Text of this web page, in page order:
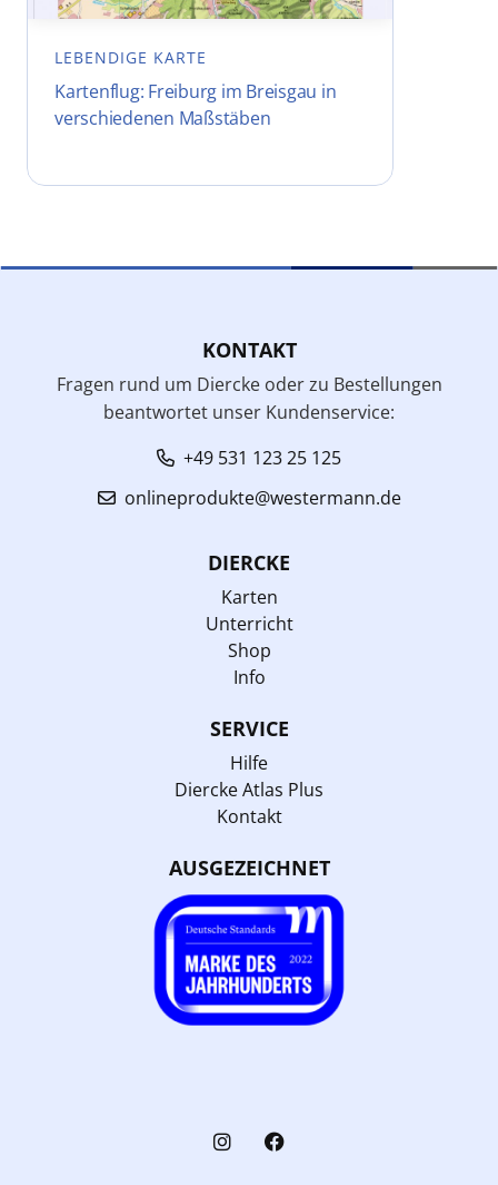
LEBENDIGE KARTE
Kartenflug: Freiburg im Breisgau in
verschiedenen Maßstäben
KONTAKT
Fragen rund um Diercke oder zu Bestellungen
beantwortet unser Kundenservice:
+49 531 123 25 125
onlineprodukte@westermann.de
DIERCKE
Karten
Unterricht
Shop
Info
SERVICE
Hilfe
Diercke Atlas Plus
Kontakt
AUSGEZEICHNET